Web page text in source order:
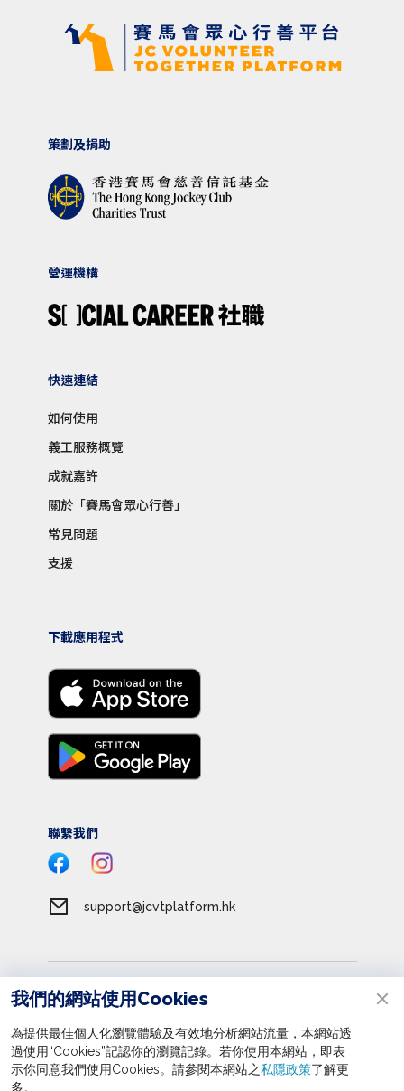
立即報名
策劃及捐助
營運機構
快速連結
如何使用
義工服務概覽
成就嘉許
關於「賽馬會眾心行善」
常見問題
支援
下載應用程式
聯繫我們
support@jcvtplatform.hk
私隱政策
收集個人資料聲明
我們的網站使用Cookies
為提供最佳個人化瀏覽體驗及有效地分析網站流量，本網站透
過使用“Cookies”記認你的瀏覽記錄。若你使用本網站，即表
示你同意我們使用Cookies。請參閱本網站之私隱政策了解更
多。